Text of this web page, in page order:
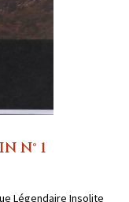
N° 1
Légendaire Insolite